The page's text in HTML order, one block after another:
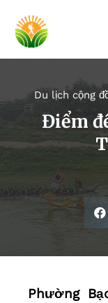
Du lịch cộng
Điểm
Phường